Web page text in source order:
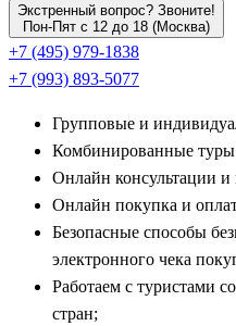
Экстренный вопрос? Звоните!
Пон-Пят с 12 до 18 (Москва)
+7 (495) 979-1838
+7 (993) 893-5077
Групповые и
Комбинированные
Онлайн консультации
Онлайн покупка и
Безопасные способы
электронного чека
Работаем с туристами
стран;